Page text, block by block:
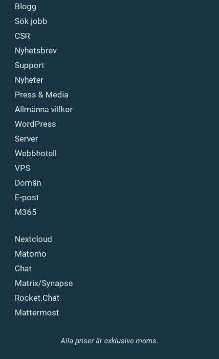
Blogg
Sök jobb
CSR
Nyhetsbrev
Support
Nyheter
Press & Media
Allmänna villkor
WordPress
Server
Webbhotell
VPS
Domän
E-post
M365
Nextcloud
Matomo
Chat
Matrix/Synapse
Rocket.Chat
Mattermost
Alla priser är exklusive moms.